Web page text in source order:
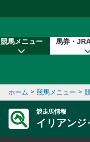
競馬メニュー 馬券・
ホーム > 競馬メニュー >
競走馬情報
イリアンジ